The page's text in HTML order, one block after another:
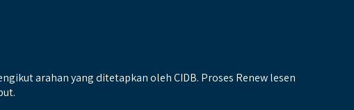
arahan yang ditetapkan oleh CIDB. Proses Renew lesen